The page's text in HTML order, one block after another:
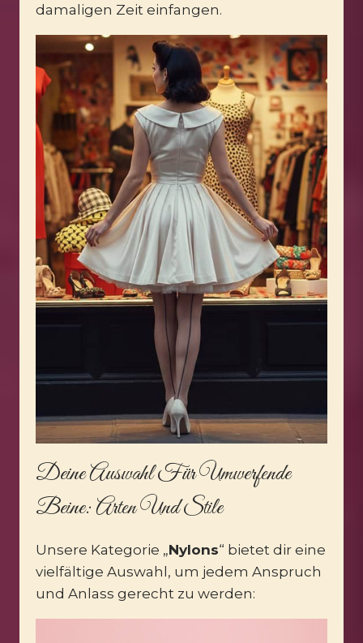
damaligen Zeit einfangen.
Deine Auswahl Für Umwerfende
Beine: Arten Und Stile
Unsere Kategorie „Nylons“ bietet dir eine
vielfältige Auswahl, um jedem Anspruch
und Anlass gerecht zu werden: